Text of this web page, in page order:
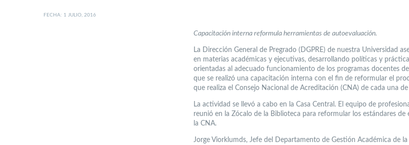
FECHA: 1 JULIO, 2016
Capacitación interna reformula herramientas de autoevaluación.
La Dirección General de Pregrado (DGPRE) de nuestra Universidad
en materias académicas y ejecutivas, desarrollando políticas y
orientadas al adecuado funcionamiento de los programas docentes
que se realizó una capacitación interna con el fin de reformular el
que realiza el Consejo Nacional de Acreditación (CNA) de cada una de
La actividad se llevó a cabo en la Casa Central. El equipo de
reunió en la Zócalo de la Biblioteca para reformular los estándares de
la CNA.
Jorge Viorklumds, Jefe del Departamento de Gestión Académica de